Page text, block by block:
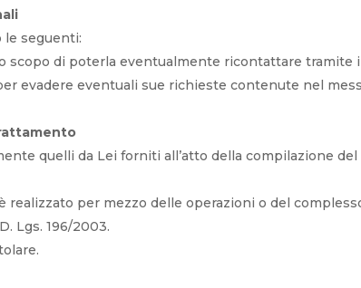
le seguenti:
scopo di poterla eventualmente ricontattare tramite i
evadere eventuali sue richieste contenute nel
quelli da Lei forniti all’atto della compilazione del
per mezzo delle operazioni o del
Lgs. 196/2003.